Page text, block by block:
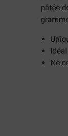
pâtée
Ne